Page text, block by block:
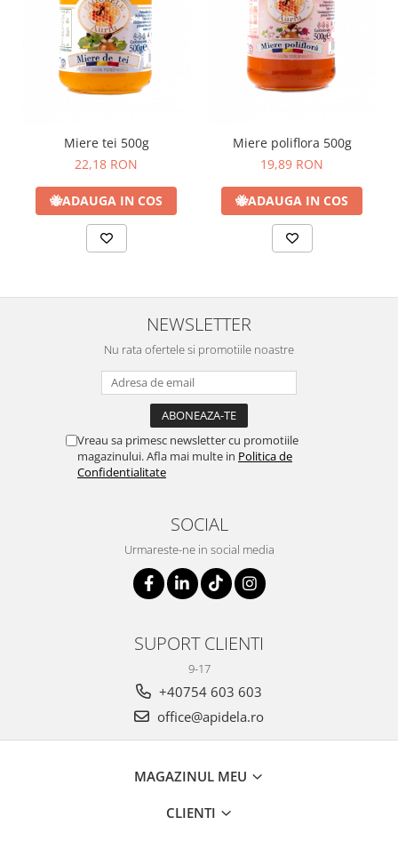
Miere tei 500g
22,18 RON
🐝ADAUGA IN COS
Miere poliflora 500g
19,89 RON
🐝ADAUGA IN COS
NEWSLETTER
Nu rata ofertele si promotiile noastre
Vreau sa primesc newsletter cu promotiile
magazinului. Afla mai multe in Politica de
Confidentialitate
SOCIAL
Urmareste-ne in social media
SUPORT CLIENTI
9-17
+40754 603 603
office@apidela.ro
MAGAZINUL MEU
CLIENTI